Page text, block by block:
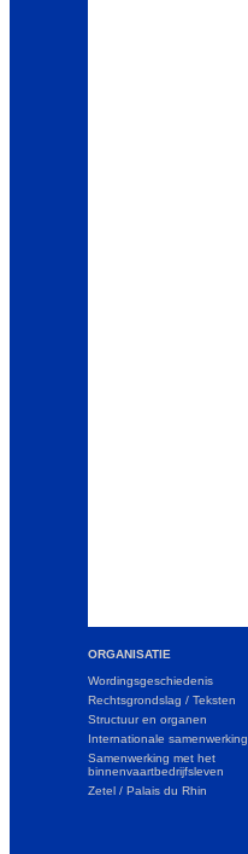
ORGANISATIE
Wordingsgeschiedenis
Rechtsgrondslag / Teksten
Structuur en organen
Internationale samenwerking
Samenwerking met het
binnenvaartbedrijfsleven
Zetel / Palais du Rhin